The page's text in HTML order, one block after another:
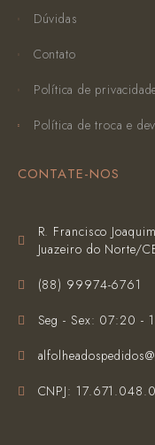
Dúvidas
Contato
Política de
Política de troca e
CONTATE-NOS
R. Francisco
Juazeiro do Norte/
(‪88) 99974-6761‬
Seg - Sex: 07:20 -
CNPJ: